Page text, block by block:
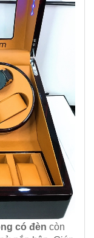
có đèn còn